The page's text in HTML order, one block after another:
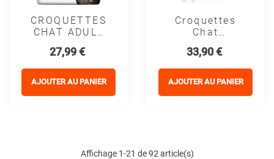
CROQUETTES
CHAT ADULT
DIETS
METABOLIC -
HILL'S
Prix
27,99 €
AJOUTER AU PANIER
Croquettes
Chat
CAT
MODERATE
Prix
33,90 €
AJOUTER AU PANIER
Affichage 1-21 de 92 article(s)